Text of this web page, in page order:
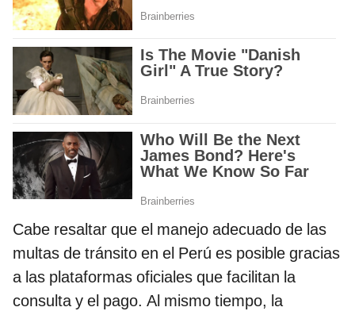
Cabe resaltar que el manejo adecuado de las
multas de tránsito en el Perú es posible gracias
a las plataformas oficiales que facilitan la
consulta y el pago. Al mismo tiempo, la